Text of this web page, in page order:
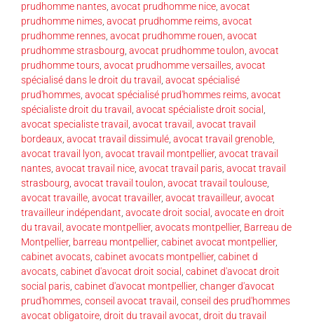
prudhomme nantes, avocat prudhomme nice, avocat
prudhomme nimes, avocat prudhomme reims, avocat
prudhomme rennes, avocat prudhomme rouen, avocat
prudhomme strasbourg, avocat prudhomme toulon, avocat
prudhomme tours, avocat prudhomme versailles, avocat
spécialisé dans le droit du travail , avocat spécialisé
prud'hommes, avocat spécialisé prud'hommes reims, avocat
spécialiste droit du travail , avocat spécialiste droit social ,
avocat specialiste travail , avocat travail , avocat travail
bordeaux, avocat travail dissimulé, avocat travail grenoble,
avocat travail lyon, avocat travail montpellier, avocat travail
nantes, avocat travail nice, avocat travail paris, avocat travail
strasbourg, avocat travail toulon, avocat travail toulouse,
avocat travaille, avocat travailler, avocat travailleur, avocat
travailleur indépendant, avocate droit social , avocate en droit
du travail , avocate montpellier, avocats montpellier, Barreau de
Montpellier, barreau montpellier, cabinet avocat montpellier,
cabinet avocats, cabinet avocats montpellier, cabinet d
avocats, cabinet d'avocat droit social , cabinet d'avocat droit
social paris, cabinet d'avocat montpellier, changer d'avocat
prud'hommes, conseil avocat travail , conseil des prud'hommes
avocat obligatoire, droit du travail avocat, droit du travail